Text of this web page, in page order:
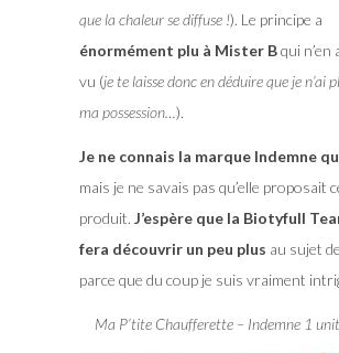
que la chaleur se diffuse !). Le principe a
énormément plu à Mister Bqui n’en
vu (je te laisse donc en déduire que je n’ai
ma possession…).
Je ne connais la marque Indemne
mais je ne savais pas qu’elle proposait
produit. J’espère que la Biotyfull
fera découvrir un peu plus au sujet
parce que du coup je suis vraiment
Ma P’tite Chaufferette – Indemne 1